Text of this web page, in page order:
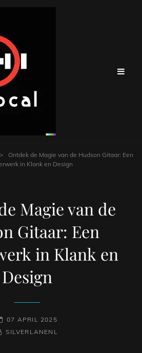
>
Ontdek de Magie van de Hudson Gitaar: Een
in Klank en Design
Magie van de
Gitaar: Een
in Klank en
Design
07 APRIL 2025
SILVERLANENL